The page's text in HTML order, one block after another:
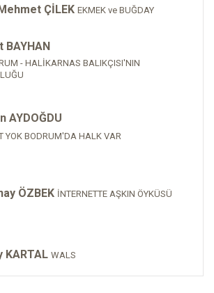
ÇİLEK EKMEK ve BUĞDAY
BAYHAN
- HALİKARNAS BALIKÇISI'NIN
AYDOĞDU
YOK BODRUM'DA HALK VAR
ÖZBEK İNTERNETTE AŞKIN ÖYKÜSÜ
KARTAL WALS